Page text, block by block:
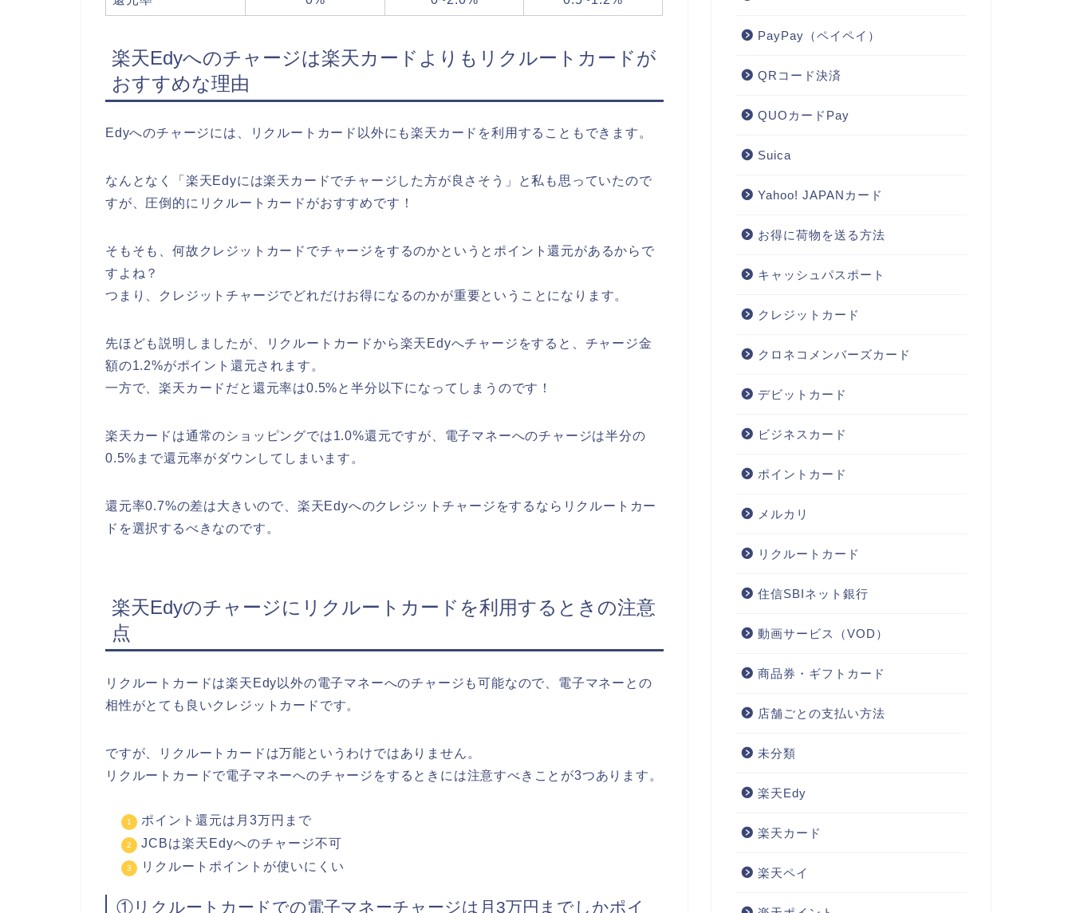
楽天Edyへのチャージは楽天カードよりもリクルートカードが
おすすめな理由
Edyへのチャージには、リクルートカード以外にも楽天カードを利用することもできます。
なんとなく「楽天Edyには楽天カードでチャージした方が良さそう」と私も思っていたので
すが、圧倒的にリクルートカードがおすすめです！
そもそも、何故クレジットカードでチャージをするのかというとポイント還元があるからで
すよね？
つまり、クレジットチャージでどれだけお得になるのかが重要ということになります。
先ほども説明しましたが、リクルートカードから楽天Edyへチャージをすると、チャージ金
額の1.2%がポイント還元されます。
一方で、楽天カードだと還元率は0.5%と半分以下になってしまうのです！
楽天カードは通常のショッピングでは1.0%還元ですが、電子マネーへのチャージは半分の
0.5%まで還元率がダウンしてしまいます。
還元率0.7%の差は大きいので、楽天Edyへのクレジットチャージをするならリクルートカー
ドを選択するべきなのです。
楽天Edyのチャージにリクルートカードを利用するときの注意
点
リクルートカードは楽天Edy以外の電子マネーへのチャージも可能なので、電子マネーとの
相性がとても良いクレジットカードです。
ですが、リクルートカードは万能というわけではありません。
リクルートカードで電子マネーへのチャージをするときには注意すべきことが3つあります。
ポイント還元は月3万円まで
JCBは楽天Edyへのチャージ不可
リクルートポイントが使いにくい
①リクルートカードでの電子マネーチャージは月3万円までしかポイ
PayPay（ペイペイ）
QRコード決済
QUOカードPay
Suica
Yahoo! JAPANカード
お得に荷物を送る方法
キャッシュパスポート
クレジットカード
クロネコメンバーズカード
デビットカード
ビジネスカード
ポイントカード
メルカリ
リクルートカード
住信SBIネット銀行
動画サービス（VOD）
商品券・ギフトカード
店舗ごとの支払い方法
未分類
楽天Edy
楽天カード
楽天ペイ